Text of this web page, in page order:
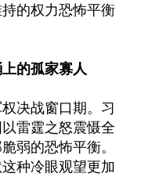
的权力恐怖平衡
的孤家寡人
决战窗口期。习
雷霆之怒震慑全
弱的恐怖平衡。
种冷眼观望更加